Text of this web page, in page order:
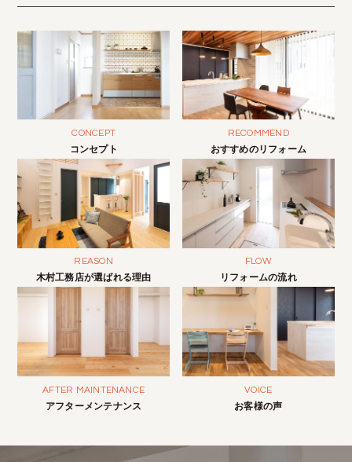
CONCEPT
コンセプト
RECOMMEND
おすすめのリフォーム
REASON
木村工務店が選ばれる理由
FLOW
リフォームの流れ
AFTER MAINTENANCE
アフターメンテナンス
VOICE
お客様の声